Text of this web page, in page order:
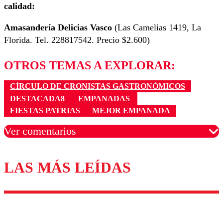
calidad:
Amasandería Delicias Vasco (Las Camelias 1419, La
Florida. Tel. 228817542. Precio $2.600)
OTROS TEMAS A EXPLORAR:
CÍRCULO DE CRONISTAS GASTRONÓMICOS
DESTACADA8
EMPANADAS
FIESTAS PATRIAS
MEJOR EMPANADA
Ver comentarios
Los comentarios son moderados para garantizar un
diálogo respetuoso.
LAS MÁS LEÍDAS